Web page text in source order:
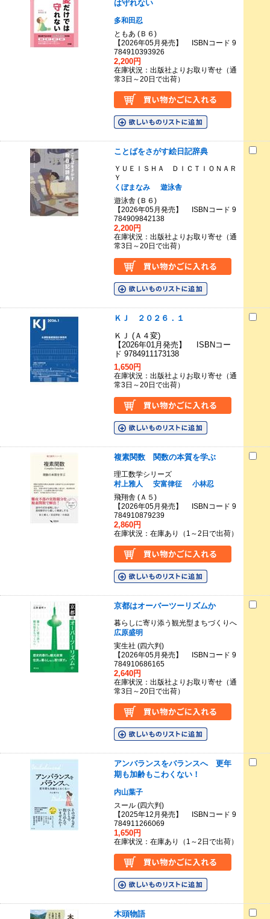
は守れない
多和田忍
ともあ (Ｂ６)
【2026年05月発売】 ISBNコード 9
784910393926
2,200円
在庫状況：出版社よりお取り寄せ（通
常3日～20日で出荷）
ことばをさがす絵日記辞典
ＹＵＥＩＳＨＡ ＤＩＣＴＩＯＮＡＲ
Ｙ
くぼまなみ
遊泳舎
遊泳舎 (Ｂ６)
【2026年05月発売】 ISBNコード 9
784909842138
2,200円
在庫状況：出版社よりお取り寄せ（通
常3日～20日で出荷）
ＫＪ ２０２６．１
ＫＪ (Ａ４変)
【2026年01月発売】 ISBNコー
ド 9784911173138
1,650円
在庫状況：出版社よりお取り寄せ（通
常3日～20日で出荷）
複素関数 関数の本質を学ぶ
理工数学シリーズ
村上雅人
安富律征
小林忍
飛翔舎 (Ａ５)
【2026年05月発売】 ISBNコード 9
784910879239
2,860円
在庫状況：在庫あり（1～2日で出荷）
京都はオーバーツーリズムか
暮らしに寄り添う観光型まちづくりへ
広原盛明
実生社 (四六判)
【2026年05月発売】 ISBNコード 9
784910686165
2,640円
在庫状況：出版社よりお取り寄せ（通
常3日～20日で出荷）
アンバランスをバランスへ 更年
期も加齢もこわくない！
内山葉子
スール (四六判)
【2025年12月発売】 ISBNコード 9
784911266069
1,650円
在庫状況：在庫あり（1～2日で出荷）
木頭物語